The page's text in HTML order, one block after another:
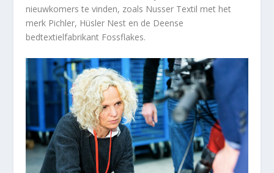
nieuwkomers te vinden, zoals Nusser Textil met het
merk Pichler, Hüsler Nest en de Deense
bedtextielfabrikant Fossflakes.